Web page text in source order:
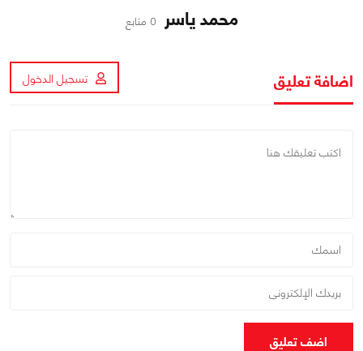
محمد ياسر 0 متابع
اضافة تعليق تسجيل الدخول
اضف تعليق